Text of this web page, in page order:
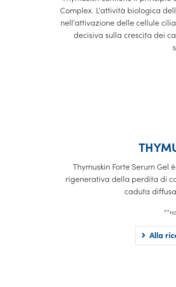
Complex. L'attività biologica
nell'attivazione delle cellule
decisiva sulla crescita dei
Thymuskin Forte Serum
rigenerativa della perdita di
caduta
Alla